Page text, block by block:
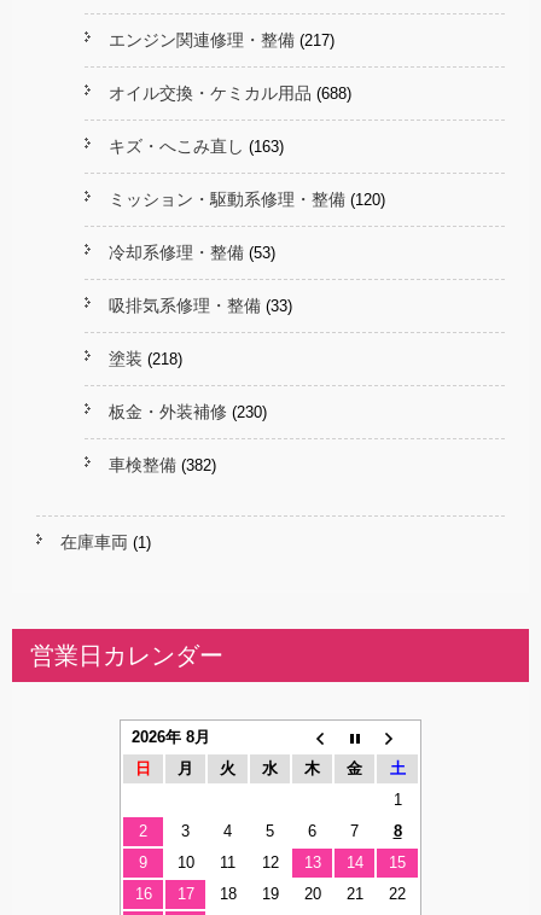
エンジン関連修理・整備 (217)
オイル交換・ケミカル用品 (688)
キズ・へこみ直し (163)
ミッション・駆動系修理・整備 (120)
冷却系修理・整備 (53)
吸排気系修理・整備 (33)
塗装 (218)
板金・外装補修 (230)
車検整備 (382)
在庫車両 (1)
営業日カレンダー
2026年 8月
日
月 火 水 木 金
土
1
2
3 4 5 6 7
8
9
10 11 12 13 14
15
16
17 18 19 20 21
22